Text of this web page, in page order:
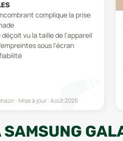
complique la prise
déçoit vu la taille de l'appareil
sous l'écran
Mise à jour :Août 2026